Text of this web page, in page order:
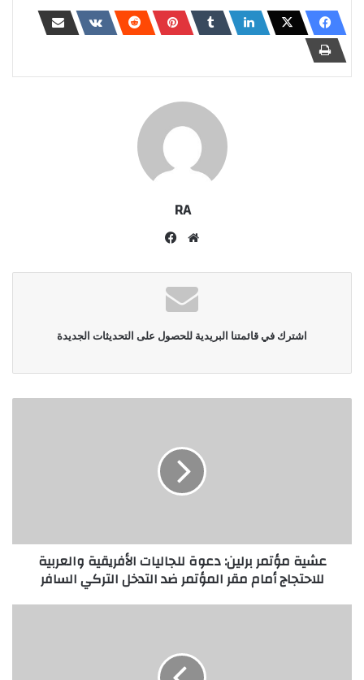
RA
موقع
اشترك في قائمتنا البريدية للحصول على التحديثات الجديدة
عشية مؤتمر برلين: دعوة للجاليات الأفريقية والعربية
للاحتجاج أمام مقر المؤتمر ضد التدخل التركي السافر